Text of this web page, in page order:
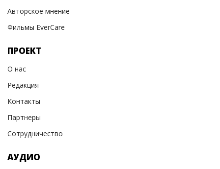
Авторское мнение
Фильмы EverCare
ПРОЕКТ
О нас
Редакция
Контакты
Партнеры
Сотрудничество
АУДИО